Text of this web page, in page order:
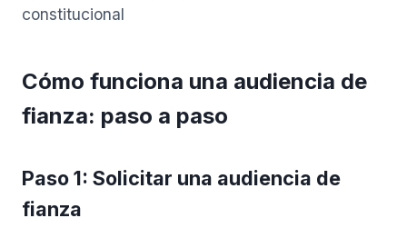
constitucional
Cómo funciona una audiencia de
fianza: paso a paso
Paso 1: Solicitar una audiencia de
fianza